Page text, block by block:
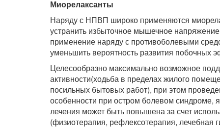
Миорелаксанты
Наряду с НПВП широко применяются
устранить избыточное мышечное
применение наряду с противоболевыми
уменьшить вероятность развития побочных
Целесообразно максимально возможное
активности(ходьба в пределах жилого
посильных бытовых работ), при этом
особенности при остром болевом
лечения может быть повышена за счет
(физиотерапия, рефлексотерапия, лечебная